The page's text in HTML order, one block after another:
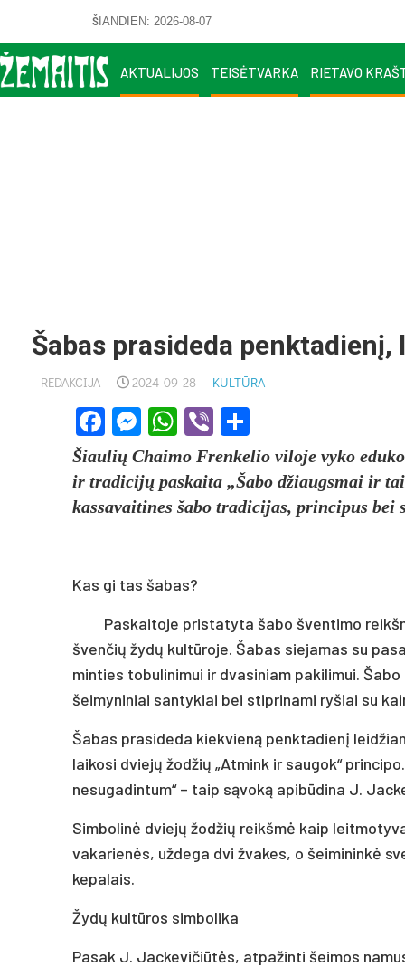
ŠIANDIEN: 2026-08-07
AKTUALIJOS TEISĖTVARKA RIETAVO
Šabas prasideda
REDAKCIJA 2024-09-28 KULTŪRA
Facebook
Messenger
WhatsApp
Viber
Šiaulių Chaimo Frenkelio viloje vyko
ir tradicijų paskaita „Šabo džiaugsmai ir
kassavaitines šabo tradicijas, principus bei
Kas gi tas šabas?
Paskaitoje pristatyta šabo šventimo
švenčių žydų kultūroje. Šabas siejamas su
minties tobulinimui ir dvasiniam pakilimui.
šeimyniniai santykiai bei stiprinami ryšiai su
Šabas prasideda kiekvieną penktadienį
laikosi dviejų žodžių „Atmink ir saugok“
nesugadintum“ – taip sąvoką apibūdina J.
Simbolinė dviejų žodžių reikšmė kaip
vakarienės, uždega dvi žvakes, o šeimininkė
kepalais.
Žydų kultūros simbolika
Pasak J. Jackevičiūtės, atpažinti šeimos